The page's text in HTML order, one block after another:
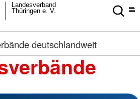
Thüringen e. V.
Landesverband
deutschlandweit